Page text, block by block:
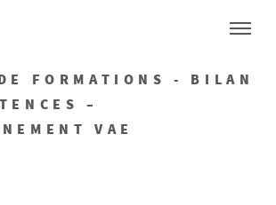
FORMATIONS - BILAN
–
VAE